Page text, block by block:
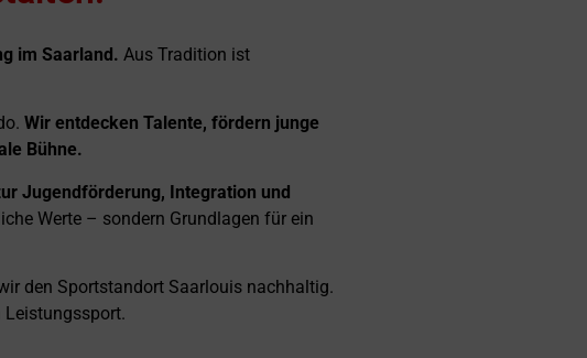
im Saarland. Aus Tradition ist
Wir entdecken Talente, fördern junge
Bühne.
Jugendförderung, Integration und
Werte – sondern Grundlagen für ein
den Sportstandort Saarlouis nachhaltig.